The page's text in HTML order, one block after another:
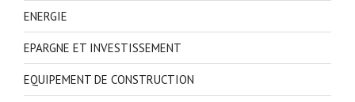
ENERGIE
EPARGNE ET INVESTISSEMENT
EQUIPEMENT DE CONSTRUCTION